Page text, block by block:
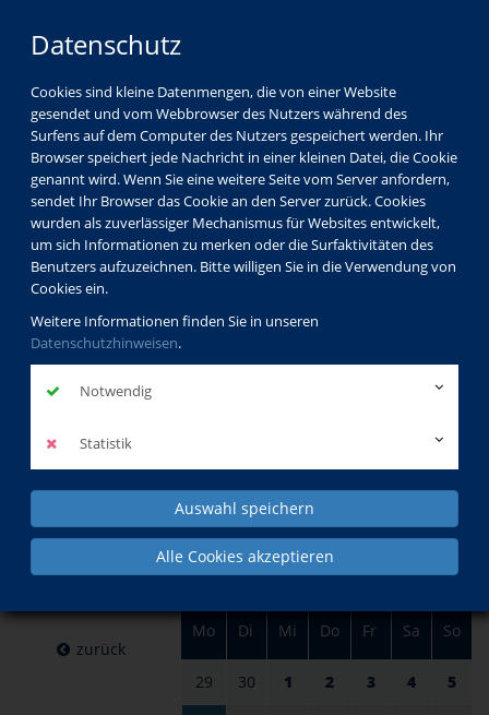
Datenschutz
Cookies sind kleine Datenmengen, die von einer Website
gesendet und vom Webbrowser des Nutzers während des
Surfens auf dem Computer des Nutzers gespeichert werden. Ihr
Browser speichert jede Nachricht in einer kleinen Datei, die Cookie
genannt wird. Wenn Sie eine weitere Seite vom Server anfordern,
sendet Ihr Browser das Cookie an den Server zurück. Cookies
wurden als zuverlässiger Mechanismus für Websites entwickelt,
um sich Informationen zu merken oder die Surfaktivitäten des
Benutzers aufzuzeichnen. Bitte willigen Sie in die Verwendung von
Cookies ein.
Weitere Informationen finden Sie in unseren
Datenschutzhinweisen.
Notwendig
Statistik
Auswahl speichern
Alle Cookies akzeptieren
LOGIN MENÜ
im Juli
Mo Di Mi Do Fr Sa So
29 30 1 2 3 4 5
am 20.
Juli 2026
zurück